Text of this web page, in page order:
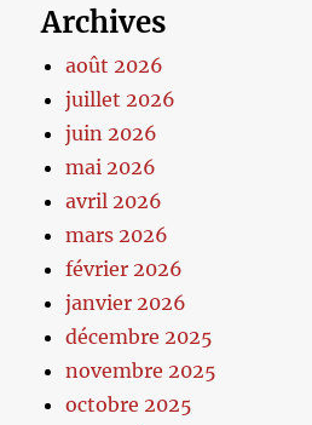
Archives
août 2026
juillet 2026
juin 2026
mai 2026
avril 2026
mars 2026
février 2026
janvier 2026
décembre 2025
novembre 2025
octobre 2025